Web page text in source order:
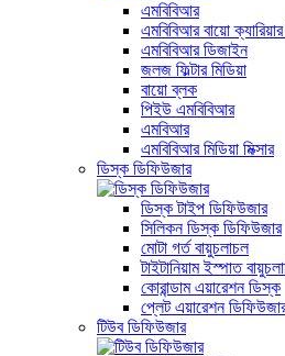
এমবিবিআর
এমবিবিআর বায়ো ক্যারিয়ার
এমবিবিআর ডিজাইন
জলজ ফিল্টার মিডিয়া
বায়ো ব্লক
পিইউ এমবিবিআর
এমবিআর
এমবিবিআর মিডিয়া মিক্সার
ডিস্ক ডিফিউজার
ডিস্ক টাইপ ডিফিউজার
সিলিকন ডিস্ক ডিফিউজার
মোটা গর্ত বায়ুচলাচল
টাইটানিয়াম ইস্পাত
কোরান্ডাম এয়ারেশন ডিস্ক
প্লেট এয়ারেশন
টিউব ডিফিউজার